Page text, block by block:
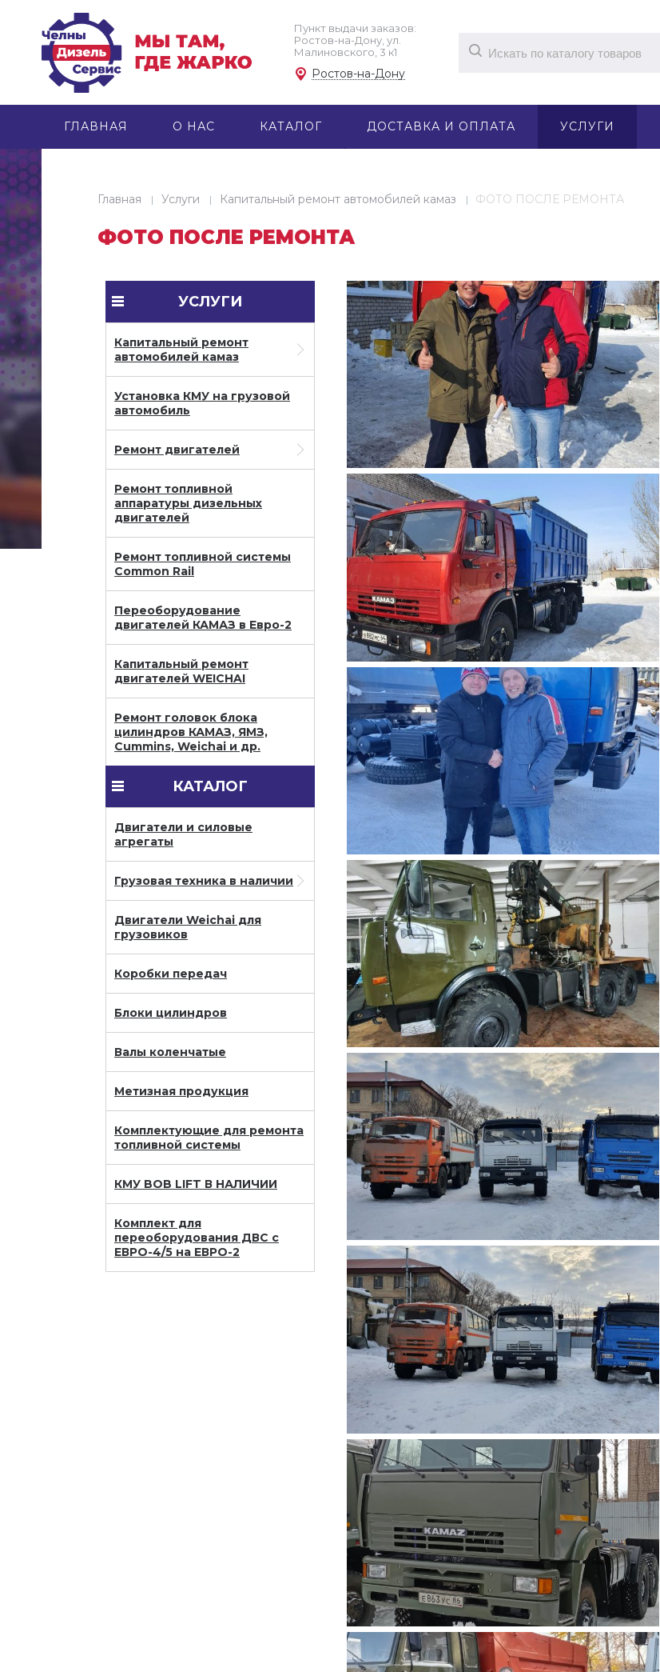
Пункт выдачи заказов: ​
Ростов-на-Дону, ул. ​
Малиновского, 3 к1
Ростов-на-Дону
ГЛАВНАЯ О НАС КАТАЛОГ ДОСТАВКА И ОПЛАТА УСЛУГИ
Главная Услуги Капитальный ремонт автомобилей камаз ФОТО ПОСЛЕ РЕМОНТА
ФОТО ПОСЛЕ РЕМОНТА
УСЛУГИ
Капитальный ремонт
автомобилей камаз
Установка КМУ на грузовой
автомобиль
Ремонт двигателей
Ремонт топливной
аппаратуры дизельных
двигателей
Ремонт топливной системы
Common Rail
Переоборудование
двигателей КАМАЗ в Евро-2
Капитальный ремонт
двигателей WEICHAI
Ремонт головок блока
цилиндров КАМАЗ, ЯМЗ,
Cummins, Weichai и др.
КАТАЛОГ
Двигатели и силовые
агрегаты
Грузовая техника в наличии
Двигатели Weichai для
грузовиков
Коробки передач
Блоки цилиндров
Валы коленчатые
Метизная продукция
Комплектующие для ремонта
топливной системы
КМУ BOB LIFT В НАЛИЧИИ
Комплект для
переоборудования ДВС с
ЕВРО-4/5 на ЕВРО-2